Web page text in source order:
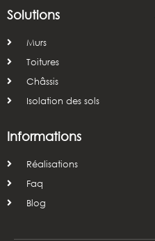
Solutions
Murs
Toitures
Châssis
Isolation des sols
Informations
Réalisations
Faq
Blog